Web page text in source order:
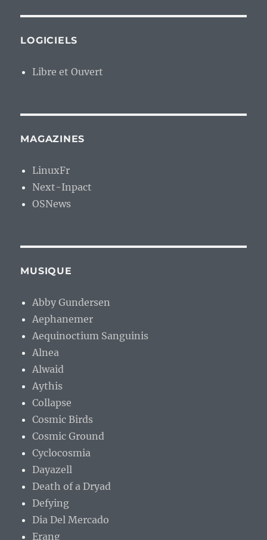
LOGICIELS
Libre et Ouvert
MAGAZINES
LinuxFr
Next-Inpact
OSNews
MUSIQUE
Abby Gundersen
Aephanemer
Aequinoctium Sanguinis
Alnea
Alwaid
Aythis
Collapse
Cosmic Birds
Cosmic Ground
Cyclocosmia
Dayazell
Death of a Dryad
Defying
Dia Del Mercado
Erang